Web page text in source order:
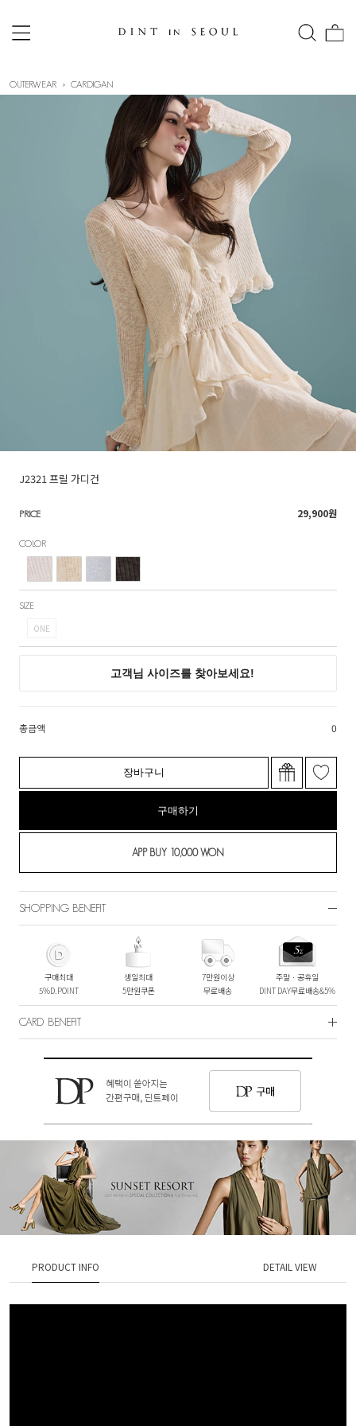
OUTERWEAR CARDIGAN
J2321 프릴 가디건
PRICE 29,900원
COLOR
SIZE
ONE
총금액 0
장바구니
구매하기
SHOPPING BENEFIT
구매최대
5%D.POINT
생일최대
5만원쿠폰
7만원이상
무료배송
주말ㆍ공휴일
DINT DAY무료배송&5%
CARD BENEFIT
PRODUCT INFO DETAIL VIEW